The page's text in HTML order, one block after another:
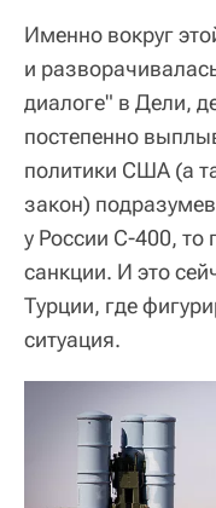
Именно вокруг
и
диалоге" в Дели,
постепенно
политики США (а
закон)
у России С-400, то
санкции. И это
Турции, где
ситуация.